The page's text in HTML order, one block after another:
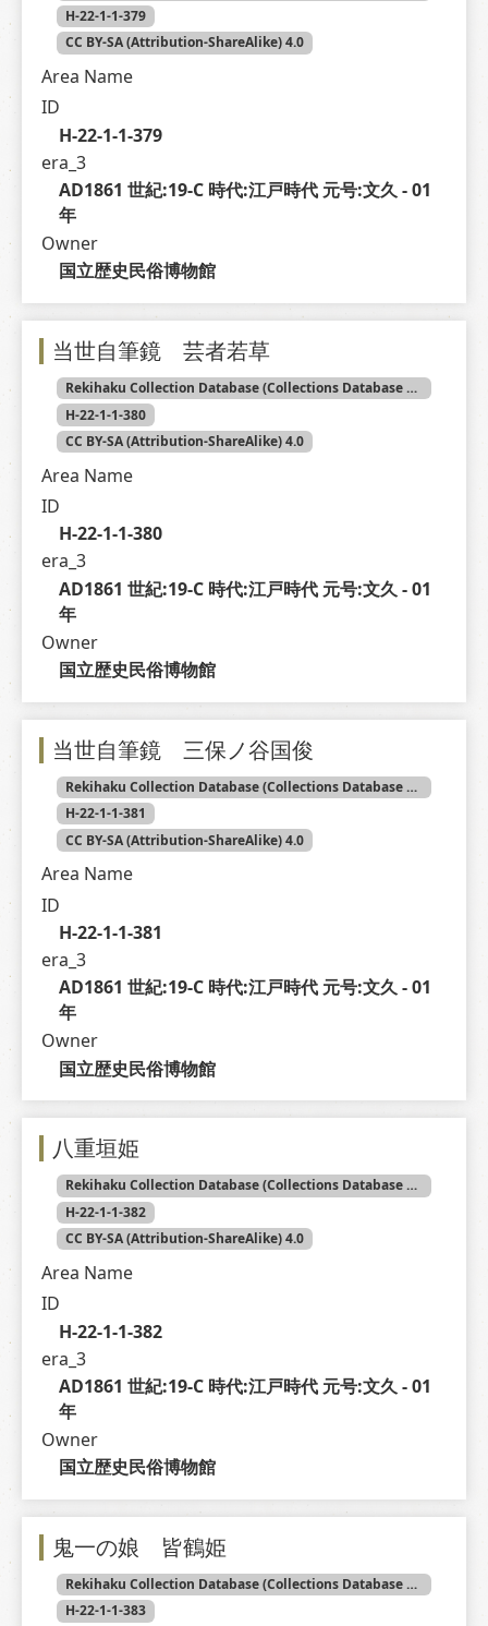
H-22-1-1-379
CC BY-SA (Attribution-ShareAlike) 4.0
Area Name
ID
H-22-1-1-379
era_3
AD1861 世紀:19-C 時代:江戸時代 元号:文久 - 01
年
Owner
国立歴史民俗博物館
当世自筆鏡 芸者若草
Rekihaku Collection Database (Collections Database of the National Museum of Japanese History)
H-22-1-1-380
CC BY-SA (Attribution-ShareAlike) 4.0
Area Name
ID
H-22-1-1-380
era_3
AD1861 世紀:19-C 時代:江戸時代 元号:文久 - 01
年
Owner
国立歴史民俗博物館
当世自筆鏡 三保ノ谷国俊
Rekihaku Collection Database (Collections Database of the National Museum of Japanese History)
H-22-1-1-381
CC BY-SA (Attribution-ShareAlike) 4.0
Area Name
ID
H-22-1-1-381
era_3
AD1861 世紀:19-C 時代:江戸時代 元号:文久 - 01
年
Owner
国立歴史民俗博物館
八重垣姫
Rekihaku Collection Database (Collections Database of the National Museum of Japanese History)
H-22-1-1-382
CC BY-SA (Attribution-ShareAlike) 4.0
Area Name
ID
H-22-1-1-382
era_3
AD1861 世紀:19-C 時代:江戸時代 元号:文久 - 01
年
Owner
国立歴史民俗博物館
鬼一の娘 皆鶴姫
Rekihaku Collection Database (Collections Database of the National Museum of Japanese History)
H-22-1-1-383